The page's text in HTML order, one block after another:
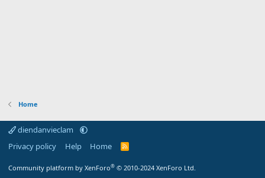
Home
diendanvieclam
Privacy policy
Help Home
R
Community platform by XenForo® © 2010-2024 XenForo Ltd.